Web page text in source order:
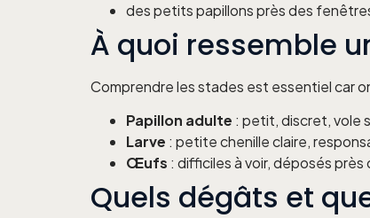
des petits papillons près des
À quoi ressemble
Comprendre les stades est essentiel car
Papillon adulte : petit, discret, vole
Larve : petite chenille claire,
Œufs : difficiles à voir, déposés
Quels dégâts et